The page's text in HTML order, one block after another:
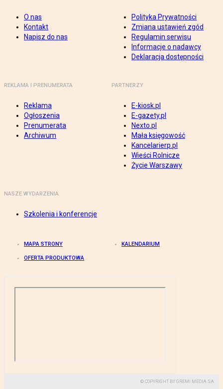
O nas
Kontakt
Napisz do nas
Polityka Prywatności
Zmiana ustawień zgód
Regulamin serwisu
Informacje o nadawcy
Deklaracja dostępności
REKLAMA I PRENUMERATA
Reklama
Ogłoszenia
Prenumerata
Archiwum
PARTNERZY
E-kiosk.pl
E-gazety.pl
Nexto.pl
Mała księgowość
Kancelarierp.pl
Wieści Rolnicze
Życie Warszawy
NASZE WYDARZENIA
Szkolenia i konferencje
MAPA STRONY KALENDARIUM
OFERTA PRODUKTOWA
© COPYRIGHT BY GREMI MEDIA SA